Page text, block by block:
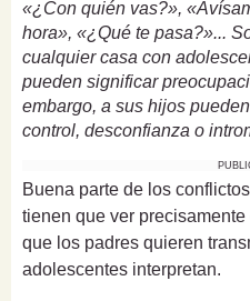
«¿Con quién vas?»,
hora», «¿Qué te pasa?»...
cualquier casa con
pueden significar
embargo, a sus hijos
control, desconfianza o
Buena parte de los
tienen que ver
que los padres quieren
adolescentes interpretan.